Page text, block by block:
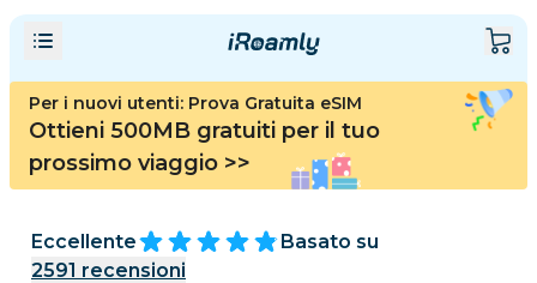
Per i nuovi utenti: Prova Gratuita eSIM
Ottieni 500MB gratuiti per il tuo
prossimo viaggio >>
Eccellente
Basato su
2591 recensioni